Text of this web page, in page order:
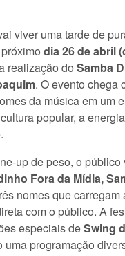
viver uma tarde de
dia 26 de abril
realização do Samba
. O evento chega
da música em um
popular, a
up de peso, o
Fora da Mídia,
nomes que
com o público. A
especiais deSwing
uma programação